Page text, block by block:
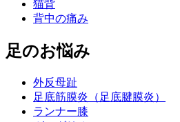
猫背
背中の痛み
足のお悩み
外反母趾
足底筋膜炎（足底腱膜炎）
ランナー膝